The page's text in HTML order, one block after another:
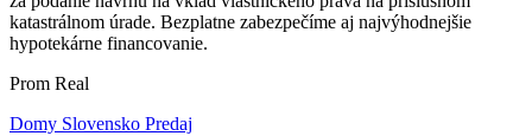
katastrálnom úrade. Bezplatne zabezpečíme aj najvýhodnejšie
hypotekárne financovanie.
Prom Real
Domy Slovensko Predaj